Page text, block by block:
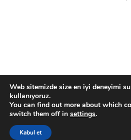
2026 Created by
Web sitemizde size en iyi deneyimi
kullanıyoruz.
You can find out more about which
switch them off in settings.
Kabul et